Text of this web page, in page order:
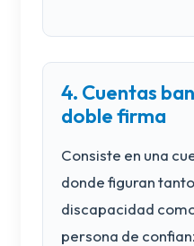
4. Cuentas
doble firma
Consiste en una
donde figuran
discapacidad
persona de